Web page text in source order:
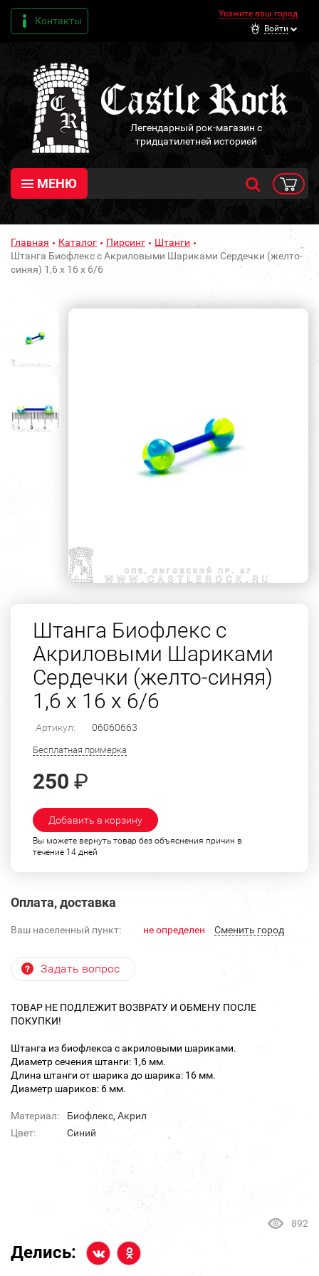
Контакты
Укажите ваш город
Войти
Легендарный рок-магазин с
тридцатилетней историей
МЕНЮ
Главная Каталог Пирсинг
Штанги
Штанга Биофлекс с Акриловыми Шариками Сердечки (желто-
синяя) 1,6 х 16 х 6/6
Штанга Биофлекс с
Акриловыми Шариками
Сердечки (желто-синяя)
1,6 х 16 х 6/6
Артикул: 06060663
Бесплатная примерка
250 ₽
Добавить в корзину
Вы можете вернуть товар без объяснения причин в
течение 14 дней
Оплата, доставка
Ваш населенный пункт: не определен Cменить город
Задать вопрос
ТОВАР НЕ ПОДЛЕЖИТ ВОЗВРАТУ И ОБМЕНУ ПОСЛЕ
ПОКУПКИ!
Штанга из биофлекса с акриловыми шариками.
Диаметр сечения штанги: 1,6 мм.
Длина штанги от шарика до шарика: 16 мм.
Диаметр шариков: 6 мм.
Материал:
Биофлекс, Акрил
Цвет:
Синий
892
Делись: